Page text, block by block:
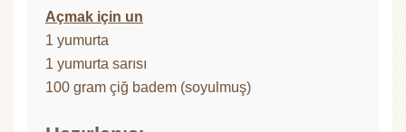
Açmak için un
1 yumurta
1 yumurta sarısı
100 gram çiğ badem (soyulmuş)